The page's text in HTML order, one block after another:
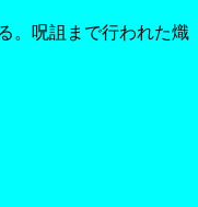
。呪詛まで行われた熾